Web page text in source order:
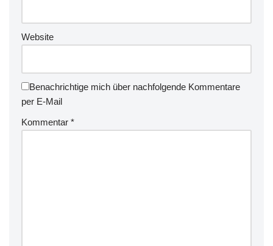
Website
Benachrichtige mich über nachfolgende Kommentare
per E-Mail
Kommentar *